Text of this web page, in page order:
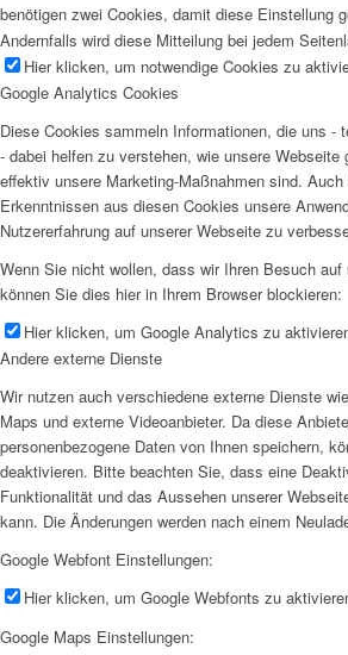
benötigen zwei Cookies, damit diese Einstellung
Andernfalls wird diese Mitteilung bei jedem
Hier klicken, um notwendige Cookies zu
Google Analytics Cookies
Diese Cookies sammeln Informationen, die uns -
- dabei helfen zu verstehen, wie unsere Webseite
effektiv unsere Marketing-Maßnahmen sind.
Erkenntnissen aus diesen Cookies unsere
Nutzererfahrung auf unserer Webseite zu
Wenn Sie nicht wollen, dass wir Ihren Besuch
können Sie dies hier in Ihrem Browser blockieren:
Hier klicken, um Google Analytics zu
Andere externe Dienste
Wir nutzen auch verschiedene externe Dienste
Maps und externe Videoanbieter. Da diese
personenbezogene Daten von Ihnen speichern,
deaktivieren. Bitte beachten Sie, dass eine
Funktionalität und das Aussehen unserer
kann. Die Änderungen werden nach einem
Google Webfont Einstellungen:
Hier klicken, um Google Webfonts zu
Google Maps Einstellungen: